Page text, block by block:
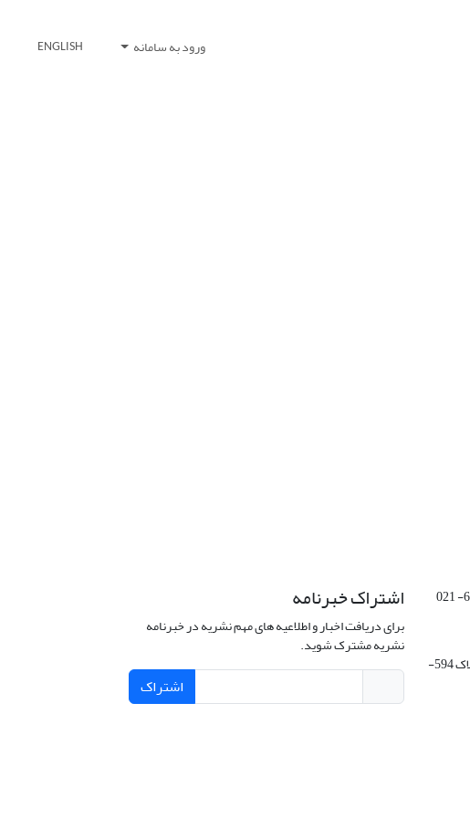
ورود به سامانه ENGLISH
خیابان انقلاب- خیابان قدس- ابتدای خ طالقانی- پلاک 594-
اشتراک خبرنامه
برای دریافت اخبار و اطلاعیه های مهم نشریه در خبرنامه
نشریه مشترک شوید.
اشتراک